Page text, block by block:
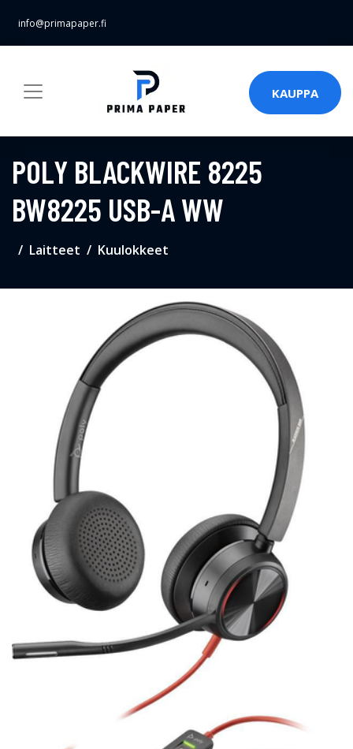
info@primapaper.fi
KAUPPA
POLY BLACKWIRE 8225
BW8225 USB-A WW
Laitteet Kuulokkeet